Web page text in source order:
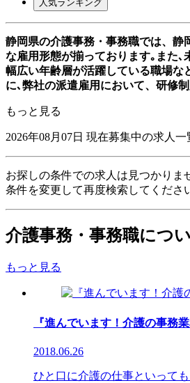
人気ランキング
静岡県の介護事務・事務職では、静
な雇用形態が揃っております｡また､
幅広い年齢層が活躍している職場な
に､弊社の派遣雇用において、研修
もっと見る
2026年08月07日 現在募集中の求人一
お探しの条件での求人は見つかりま
条件を変更して再度検索してくださ
介護事務・事務職につ
もっと見る
『進んでいます！介護の事務
2018.06.26
ひと口に介護の仕事といって